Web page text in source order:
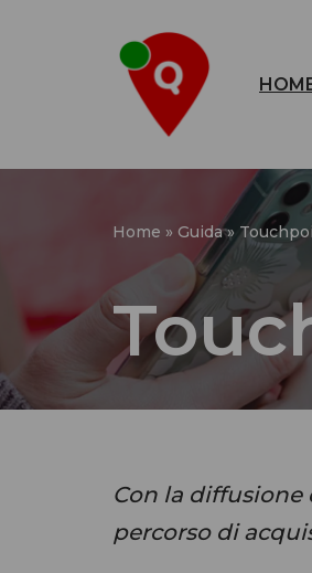
Home » Guida»
Con la
percorso di